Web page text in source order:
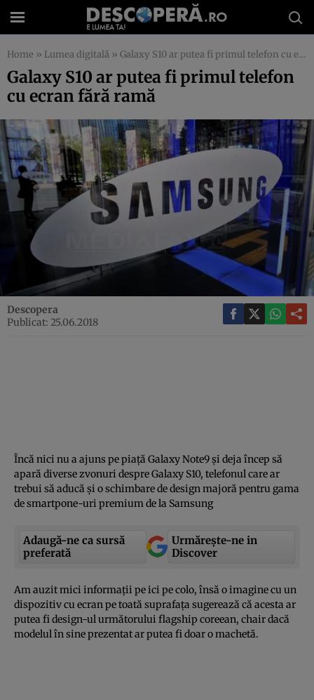
Home » Lumea digitală » Galaxy S10 ar putea fi primul telefon cu ecran fără ramă
Galaxy S10 ar putea fi primul telefon
cu ecran fără ramă
Descopera
Publicat: 25.06.2018
Încă nici nu a ajuns pe piaţă Galaxy Note9 şi deja încep să
apară diverse zvonuri despre Galaxy S10, telefonul care ar
trebui să aducă şi o schimbare de design majoră pentru gama
de smartpone-uri premium de la Samsung
Adaugă-ne ca sursă
preferată
Urmărește-ne in
Discover
Am auzit mici informaţii pe ici pe colo, însă o imagine cu un
dispozitiv cu ecran pe toată suprafaţa sugerează că acesta ar
putea fi design-ul următorului flagship coreean, chair dacă
modelul în sine prezentat ar putea fi doar o machetă.